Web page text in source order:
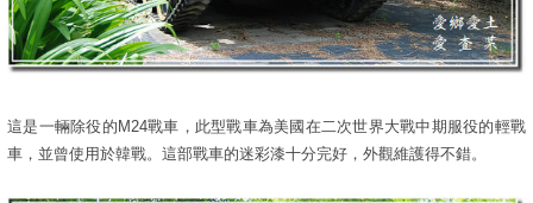
這是一輛除役的M24戰車，此型戰車為美國在二次世界大戰中期服役的輕戰
車，並曾使用於韓戰。這部戰車的迷彩漆十分完好，外觀維護得不錯。